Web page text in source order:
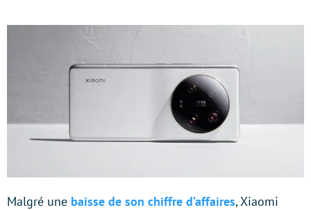
Malgré une baisse de son chiffre d’affaires, Xiaomi